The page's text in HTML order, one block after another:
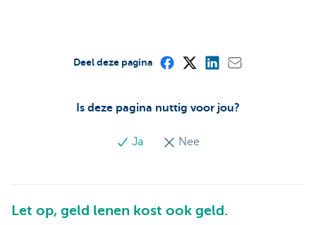
Is deze pagina nuttig voor jou?
Ja Nee
Deel deze pagina
Let op, geld lenen kost ook geld.